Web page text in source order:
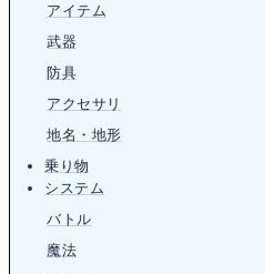
アイテム
武器
防具
アクセサリ
地名・地形
乗り物
システム
バトル
魔法